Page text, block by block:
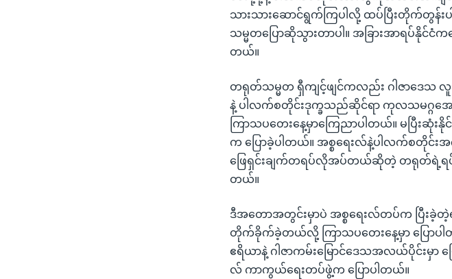
သားသားဆောင်ရွက်ကြပါလို့ ထပ်ပြီးတိုက်တွန်
သမ္မတပြောဆိုသွားတာပါ။ အခြားအာရပ်နို
တယ်။
တရုတ်သမ္မတ ရှီကျင့်ဖျင်ကလည်း ဂါဇာဒေသ
နဲ့ ပါလက်စတိုင်းဒုက္ခသည်ဆိုင်ရာ ကုလသမဂ္ဂအ
ကြာသပတေးနေ့မှာကြေညာပါတယ်။ မပြီးဆုံ
က ပြောခဲ့ပါတယ်။ အစ္စရေးလ်နဲ့ပါလက်စတိုင်
ဖြေရှင်းချက်တရပ်လိုအပ်တယ်ဆိုတဲ့ တရုတ်ရဲ့ရပ်
တယ်။
ဒီအတောအတွင်းမှာပဲ အစ္စရေးလ်တပ်က ပြီးခဲ့
တိုက်ခိုက်ခဲ့တယ်လို့ ကြာသပတေးနေ့မှာ ပြောပါတ
ဧရိယာနဲ့ ဂါဇာကမ်းမြောင်ဒေသအလယ်ပိုင်းမှ
လ် ကာကွယ်ရေးတပ်ဖွဲ့က ပြောပါတယ်။